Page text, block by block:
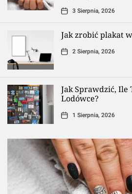
3 Sierpnia, 2026
Jak zrobić plakat
2 Sierpnia, 2026
Jak Sprawdzić, Ile
Lodówce?
1 Sierpnia, 2026